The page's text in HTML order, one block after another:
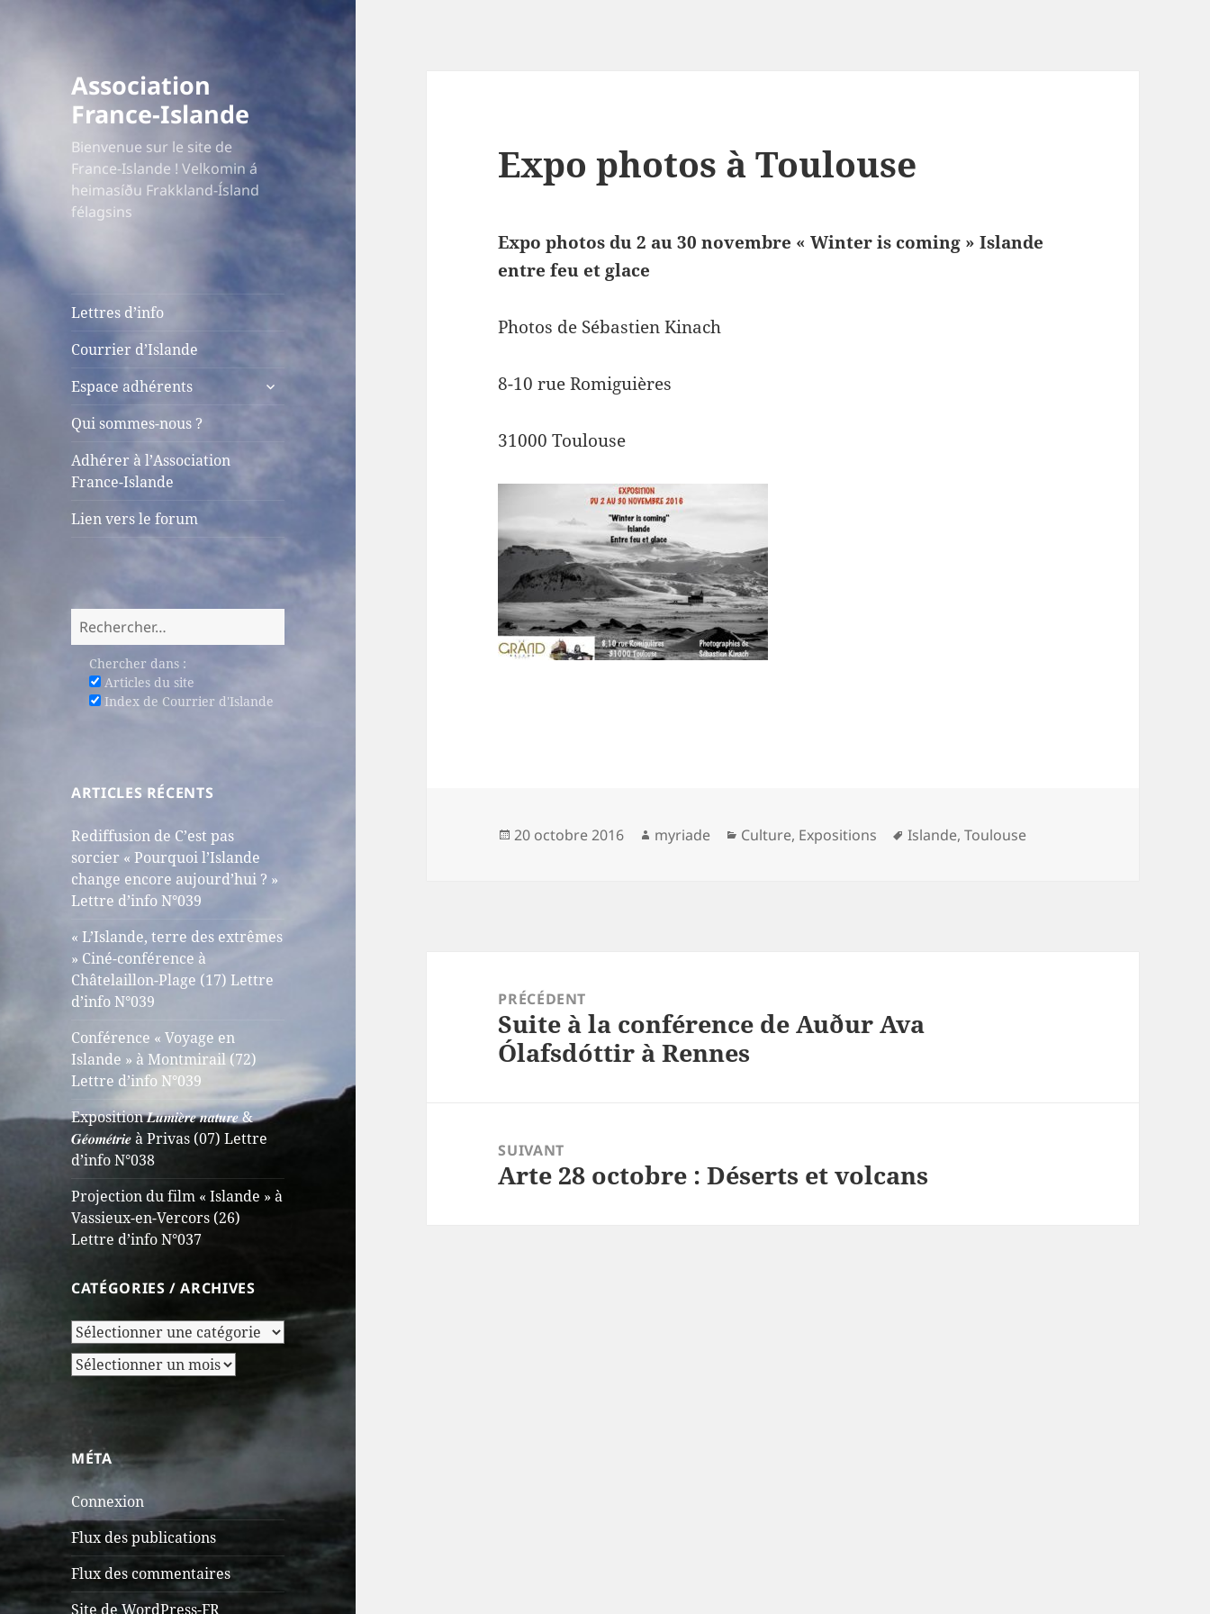
Association
France-Islande
Bienvenue sur le site de
France-Islande ! Velkomin á
heimasíðu Frakkland-Ísland
félagsins
Lettres d’info
Courrier d’Islande
Espace adhérents
ouvrir
menu
Qui sommes-nous ?
Adhérer à l’Association
France-Islande
Lien vers le forum
Rechercher :
Chercher dans :
Articles du site
Index de Courrier d'Islande
ARTICLES RÉCENTS
Rediffusion de C’est pas
sorcier « Pourquoi l’Islande
change encore aujourd’hui ? »
Lettre d’info N°039
« L’Islande, terre des extrêmes
» Ciné-conférence à
Châtelaillon-Plage (17) Lettre
d’info N°039
Conférence « Voyage en
Islande » à Montmirail (72)
Lettre d’info N°039
Exposition 𝑳𝒖𝒎𝒊𝒆̀𝒓𝒆 𝒏𝒂𝒕𝒖𝒓𝒆 &
𝑮𝒆́𝒐𝒎𝒆́𝒕𝒓𝒊𝒆 à Privas (07) Lettre
d’info N°038
Projection du film « Islande » à
Vassieux-en-Vercors (26)
Lettre d’info N°037
CATÉGORIES / ARCHIVES
Catégories
/
Archives
Archives
MÉTA
Connexion
Flux des publications
Flux des commentaires
Site de WordPress-FR
Expo photos à Toulouse
Expo photos du 2 au 30 novembre « Winter is coming » Islande
entre feu et glace
Photos de Sébastien Kinach
8-10 rue Romiguières
31000 Toulouse
Publié
20 octobre 2016 Auteur
myriade Catégories
Culture, Expositions
Mots-
Islande,Toulouse
PRÉCÉDENT
Article
précédent :
Suite à la conférence de Auður Ava
Ólafsdóttir à Rennes
SUIVANT
Article
Arte 28 octobre : Déserts et volcans